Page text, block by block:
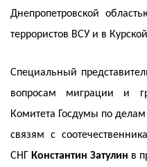
Днепропетровской
террористов ВСУ и в
Специальный
вопросам миграции и
Комитета Госдумы по
связям с
СНГ Константин Затулин в